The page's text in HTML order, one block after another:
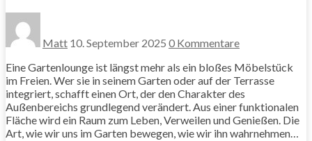
Matt 10. September 2025 0 Kommentare
Eine Gartenlounge ist längst mehr als ein bloßes Möbelstück
im Freien. Wer sie in seinem Garten oder auf der Terrasse
integriert, schafft einen Ort, der den Charakter des
Außenbereichs grundlegend verändert. Aus einer funktionalen
Fläche wird ein Raum zum Leben, Verweilen und Genießen. Die
Art, wie wir uns im Garten bewegen, wie wir ihn wahrnehmen…